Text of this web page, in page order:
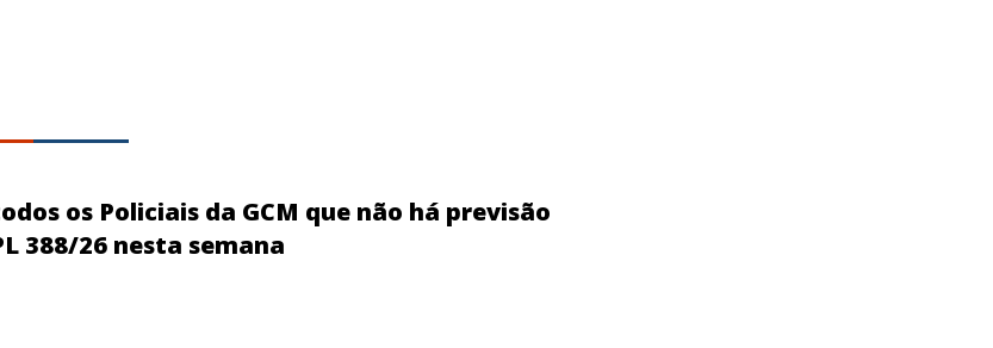
os Policiais da GCM que não há previsão
388/26 nesta semana